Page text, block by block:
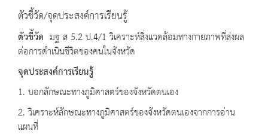
ตัวชี้วัด/จุดประสงค์การเรียนรู้
ตัวชี้วัด มฐ ส 5.2 ป.4/1 วิเคราะห์สิ่งแวดล้อมทางกายภาพที่ส่งผล
ต่อการดำเนินชีวิตของคนในจังหวัด
จุดประสงค์การเรียนรู้
1. บอกลักษณะทางภูมิศาสตร์ของจังหวัดตนเอง
2. วิเคราะห์ลักษณะทางภูมิศาสตร์ของจังหวัดตนเองจากการอ่าน
แผนที่